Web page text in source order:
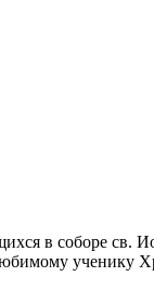
в соборе св.
ученику